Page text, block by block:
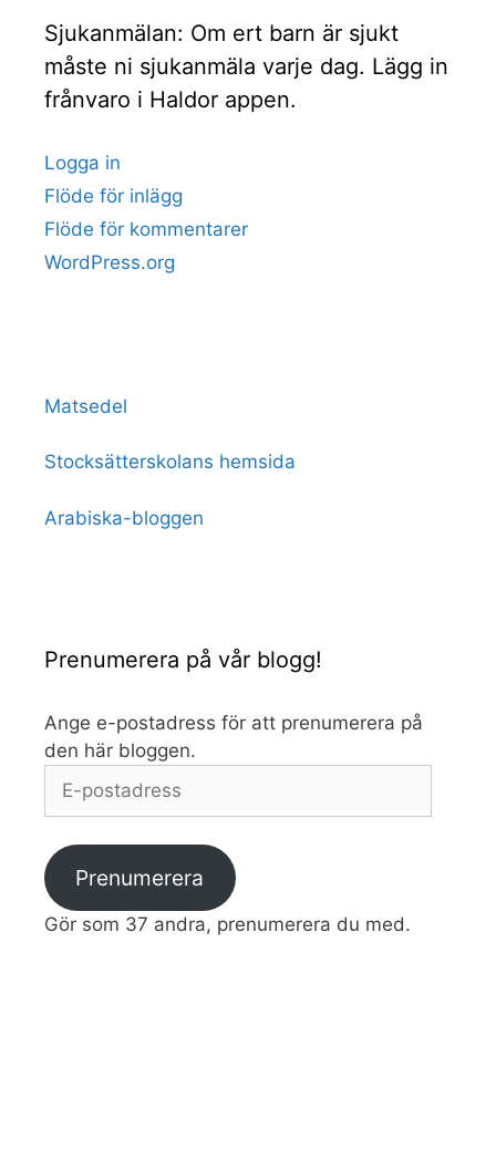
Sjukanmälan: Om ert barn är sjukt
måste ni sjukanmäla varje dag. Lägg in
frånvaro i Haldor appen.
Logga in
Flöde för inlägg
Flöde för kommentarer
WordPress.org
Matsedel
Stocksätterskolans hemsida
Arabiska-bloggen
Prenumerera på vår blogg!
Ange e-postadress för att prenumerera på
den här bloggen.
postadress
Prenumerera
Gör som 37 andra, prenumerera du med.